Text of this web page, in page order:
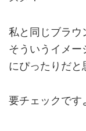
私と同じブラウ
そういうイメー
にぴったりだ
要チェックで